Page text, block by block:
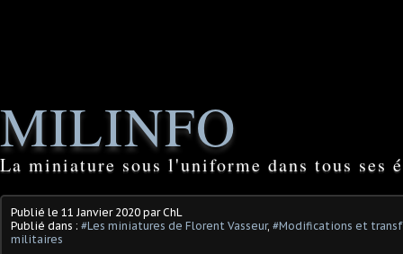
MILINFO
La miniature sous l'uniforme dans tous ses
Publié le 11 Janvier 2020 par ChL
Publié dans : #Les miniatures de Florent Vasseur, #Modifications et
militaires